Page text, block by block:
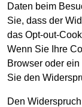
Daten beim
Sie, dass der
das Opt-out-
Wenn Sie Ihre
Browser oder
Sie den
Den